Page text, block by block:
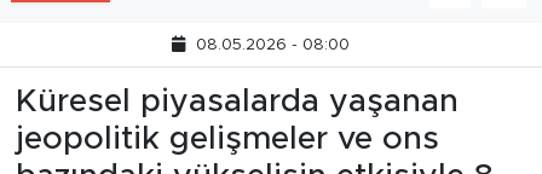
08.05.2026 - 08:00
Küresel piyasalarda yaşanan
jeopolitik gelişmeler ve ons